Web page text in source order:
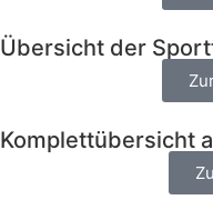
Übersicht der
Komplettübersicht